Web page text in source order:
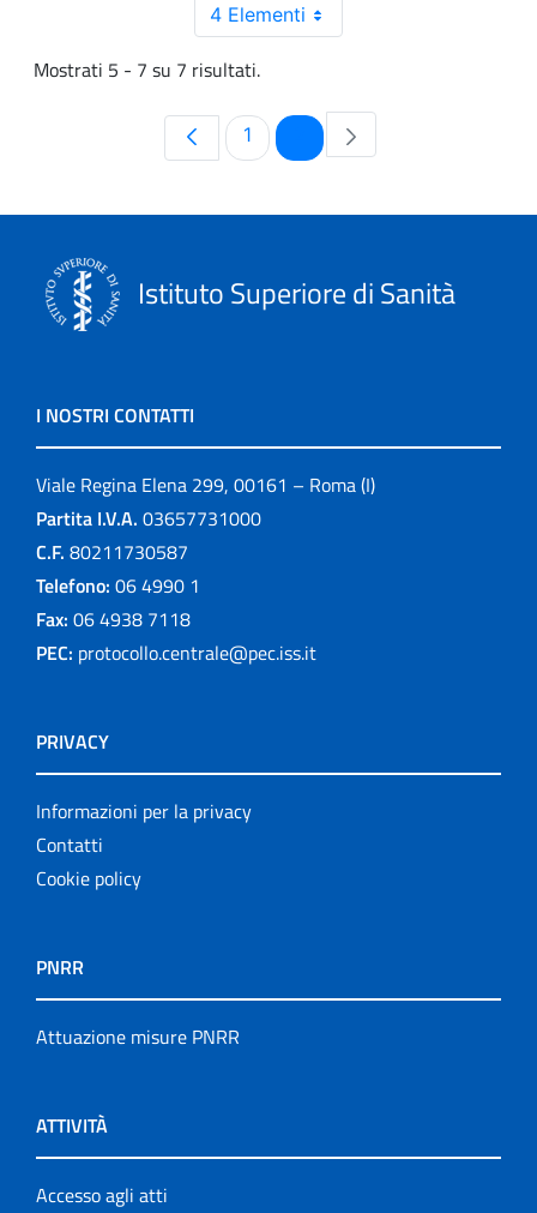
4 Elementi
Mostrati 5 - 7 su 7 risultati.
Pagina
1 Pagina
Istituto Superiore di Sanità
I NOSTRI CONTATTI
Viale Regina Elena 299, 00161 – Roma (I)
Partita I.V.A. 03657731000
C.F. 80211730587
Telefono: 06 4990 1
Fax: 06 4938 7118
PEC: protocollo.centrale@pec.iss.it
PRIVACY
Informazioni per la privacy
Contatti
Cookie policy
PNRR
Attuazione misure PNRR
ATTIVITÀ
Accesso agli atti